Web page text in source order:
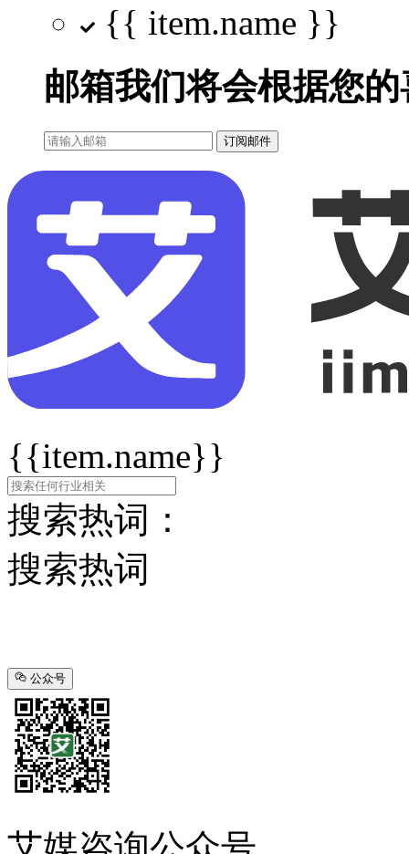
{{ item.name }}
邮箱我们将会根据您
订阅邮件
{{item.name}}
搜索热词：
搜索热词
公众号